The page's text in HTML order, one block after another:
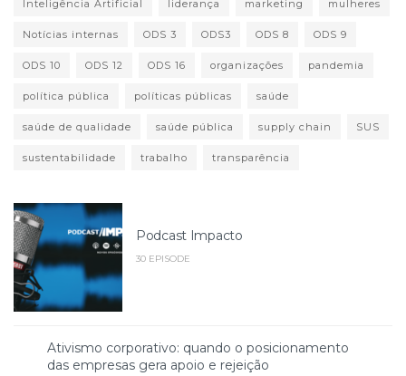
Inteligência Artificial liderança marketing mulheres
Notícias internas ODS 3 ODS3 ODS 8 ODS 9
ODS 10 ODS 12 ODS 16 organizações pandemia
política pública políticas públicas saúde
saúde de qualidade saúde pública supply chain SUS
sustentabilidade trabalho transparência
Podcast Impacto
30 EPISODE
Ativismo corporativo: quando o posicionamento
das empresas gera apoio e rejeição